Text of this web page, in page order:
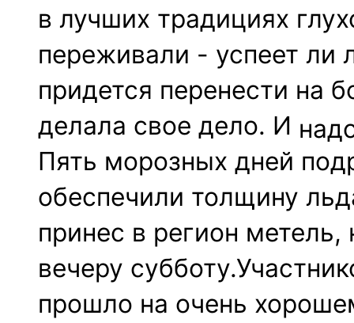
в лучших традициях
переживали - успеет ли
придется перенести на
делала свое дело. И
Пять морозных дней
обеспечили толщину
принес в регион
вечеру
прошло на очень